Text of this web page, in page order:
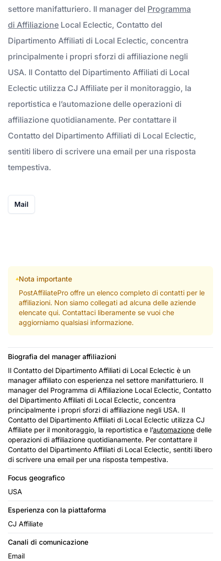
settore manifatturiero. Il manager del Programma
di Affiliazione Local Eclectic, Contatto del
Dipartimento Affiliati di Local Eclectic, concentra
principalmente i propri sforzi di affiliazione negli
USA. Il Contatto del Dipartimento Affiliati di Local
Eclectic utilizza CJ Affiliate per il monitoraggio, la
reportistica e l’automazione delle operazioni di
affiliazione quotidianamente. Per contattare il
Contatto del Dipartimento Affiliati di Local Eclectic,
sentiti libero di scrivere una email per una risposta
tempestiva.
Mail
Nota importante
PostAffiliatePro offre un elenco completo di contatti per le
affiliazioni. Non siamo collegati ad alcuna delle aziende
elencate qui. Contattaci liberamente se vuoi che
aggiorniamo qualsiasi informazione.
Biografia del manager affiliazioni
Il Contatto del Dipartimento Affiliati di Local Eclectic è un
manager affiliato con esperienza nel settore manifatturiero. Il
manager del Programma di Affiliazione Local Eclectic, Contatto
del Dipartimento Affiliati di Local Eclectic, concentra
principalmente i propri sforzi di affiliazione negli USA. Il
Contatto del Dipartimento Affiliati di Local Eclectic utilizza CJ
Affiliate per il monitoraggio, la reportistica e l’automazione delle
operazioni di affiliazione quotidianamente. Per contattare il
Contatto del Dipartimento Affiliati di Local Eclectic, sentiti libero
di scrivere una email per una risposta tempestiva.
Focus geografico
USA
Esperienza con la piattaforma
CJ Affiliate
Canali di comunicazione
Email